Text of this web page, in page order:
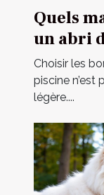
Quels
un abri
Choisir les
piscine n’est
légère....